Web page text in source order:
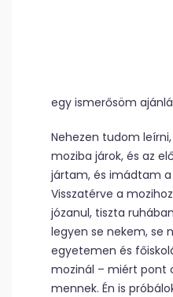
egy ismerősöm
Nehezen tudom
moziba járok, és az
jártam, és imádtam
Visszatérve a
józanul, tiszta
legyen se nekem, se
egyetemen és
mozinál – miért pont
mennek. Én is